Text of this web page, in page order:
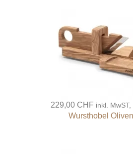
229,00 CHF inkl. MwST,
Wursthobel